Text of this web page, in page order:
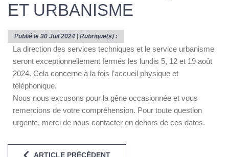
ET URBANISME
Publié le 30 Juil 2024 | Rubrique(s) :
La direction des services techniques et le service urbanisme
seront exceptionnellement fermés les lundis 5, 12 et 19 août
2024. Cela concerne à la fois l’accueil physique et
téléphonique.
Nous nous excusons pour la gêne occasionnée et vous
remercions de votre compréhension. Pour toute question
urgente, merci de nous contacter en dehors de ces dates.
ARTICLE PRÉCÉDENT